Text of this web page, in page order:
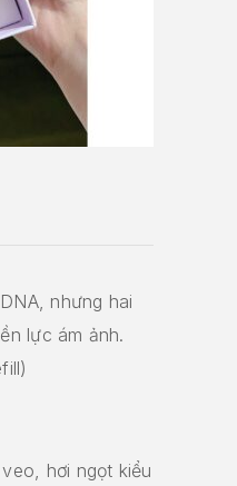
nhưng hai
lực ám ảnh.
hơi ngọt kiểu